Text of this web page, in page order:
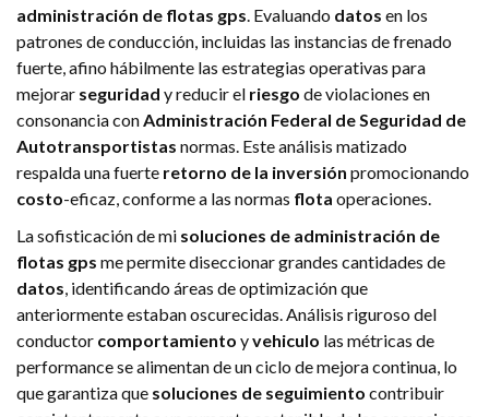
administración de flotas gps. Evaluando datos en los
patrones de conducción, incluidas las instancias de frenado
fuerte, afino hábilmente las estrategias operativas para
mejorar seguridad y reducir el riesgo de violaciones en
consonancia conAdministración Federal de Seguridad de
Autotransportistas normas. Este análisis matizado
respalda una fuerte retorno de la inversión promocionando
costo-eficaz, conforme a las normas flota operaciones.
La sofisticación de mi soluciones de administración de
flotas gps me permite diseccionar grandes cantidades de
datos, identificando áreas de optimización que
anteriormente estaban oscurecidas. Análisis riguroso del
conductor comportamiento yvehiculo las métricas de
performance se alimentan de un ciclo de mejora continua, lo
que garantiza que soluciones de seguimiento contribuir